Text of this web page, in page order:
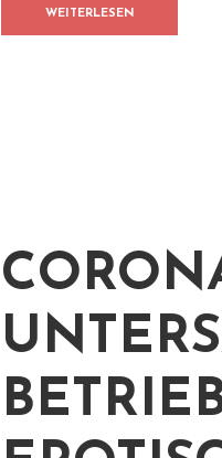
WEITERLESEN